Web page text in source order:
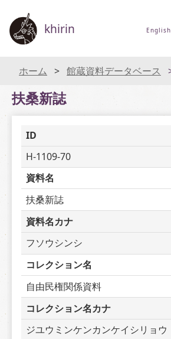
khirin English
ホーム 館蔵資料データベース
扶桑新誌
ID
H-1109-70
資料名
扶桑新誌
資料名カナ
フソウシンシ
コレクション名
自由民権関係資料
コレクション名カナ
ジユウミンケンカンケイシリョウ